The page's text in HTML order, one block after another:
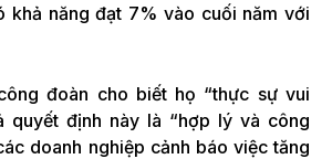
khả năng đạt 7% vào cuối năm với
đoàn cho biết họ “thực sự vui
quyết định này là “hợp lý và công
doanh nghiệp cảnh báo việc tăng